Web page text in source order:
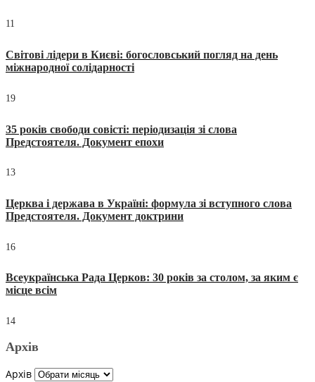
11
Світові лідери в Києві: богословський погляд на день
міжнародної солідарності
19
35 років свободи совісті: періодизація зі слова
Предстоятеля. Документ епохи
13
Церква і держава в Україні: формула зі вступного слова
Предстоятеля. Документ доктрини
16
Всеукраїнська Рада Церков: 30 років за столом, за яким є
місце всім
14
Архів
Архів